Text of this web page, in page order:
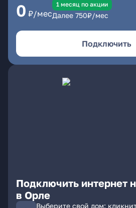
0 ₽/мес
1 месяц по акции
Далее 750₽/мес
Подключить
Подключить интернет
в Орле
Выберите свой дом: